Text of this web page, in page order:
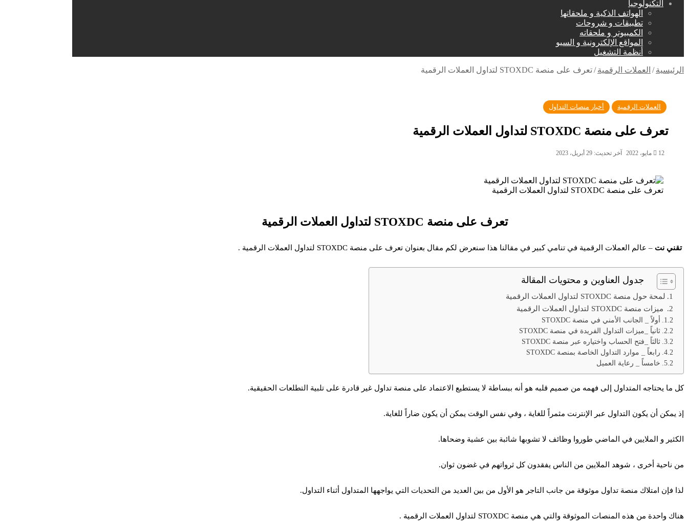
التكنولوجيا
الهواتف الذكية و ملحقاتها
تطبيقات و شروحات
الكمبيوتر و ملحقاته
المواقع الإلكترونية و السيو
أنظمة التشغيل
الرئيسية / العملات الرقمية /تعرف على منصة STOXDC لتداول العملات الرقمية
العملات الرقمية أخبار منصات التداول
تعرف على منصة STOXDC لتداول العملات الرقمية
12 مايو، 2022 آخر تحديث: 29 أبريل، 2023
تعرف على منصة STOXDC لتداول العملات الرقمية
تعرف على منصة STOXDC لتداول العملات الرقمية
تقني نت – عالم العملات الرقمية في تنامي كبير في مقالنا هذا سنعرض لكم مقال بعنوان تعرف على منصة STOXDC لتداول العملات الرقمية .
جدول العناوين و محتويات المقالة
لمحة حول منصة STOXDC لتداول العملات الرقمية
ميزات منصة STOXDC لتداول العملات الرقمية
أولاً _ الجانب الأمني في منصة STOXDC
ثانياً _ميزات التداول الفريدة في منصة STOXDC
ثالثاً _فتح الحساب واختياره عبر منصة STOXDC
رابعاً _ موارد التداول الخاصة بمنصة STOXDC
خامساً _ رعاية العميل
كل ما يحتاجه المتداول إلى فهمه من صميم قلبه هو أنه ببساطة لا يستطيع الاعتماد على منصة تداول غير قادرة على تلبية التطلعات الحقيقية.
إذ يمكن أن يكون التداول عبر الإنترنت مثمراً للغاية ، وفي نفس الوقت يمكن أن يكون ضاراً للغاية.
الكثير و الملايين في الماضي طوروا وظائف لا تشوبها شائبة بين عشية وضحاها.
من ناحية أخرى ، شوهد الملايين من الناس يفقدون كل ثرواتهم في غضون ثوان.
لذا فإن امتلاك منصة تداول موثوقة من جانب التاجر هو الأول من بين العديد من التحديات التي يواجهها المتداول أثناء التداول.
هناك واحدة من هذه المنصات الموثوقة والتي هي منصة STOXDC لتداول العملات الرقمية .